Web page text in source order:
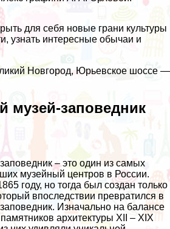
для себя новые грани культуры
узнать интересные обычаи и
Новгород, Юрьевское шоссе —
музей-заповедник
– это один из самых
музейный центров в России.
году, но тогда был создан только
впоследствии превратился в
Изначально на балансе
архитектуры XII – XIX